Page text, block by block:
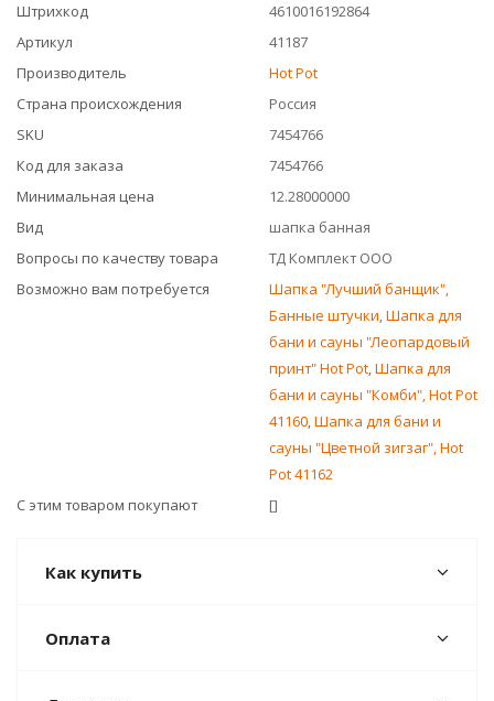
Штрихкод
4610016192864
Артикул
41187
Производитель
Hot Pot
Страна происхождения
Россия
SKU
7454766
Код для заказа
7454766
Минимальная цена
12.28000000
Вид
шапка банная
Вопросы по качеству товара
ТД Комплект ООО
Возможно вам потребуется
Шапка "Лучший банщик",
Банные штучки,Шапка для
бани и сауны "Леопардовый
принт" Hot Pot,Шапка для
бани и сауны "Комби", Hot Pot
41160,Шапка для бани и
сауны "Цветной зигзаг", Hot
Pot 41162
С этим товаром покупают
[]
Как купить
Оплата